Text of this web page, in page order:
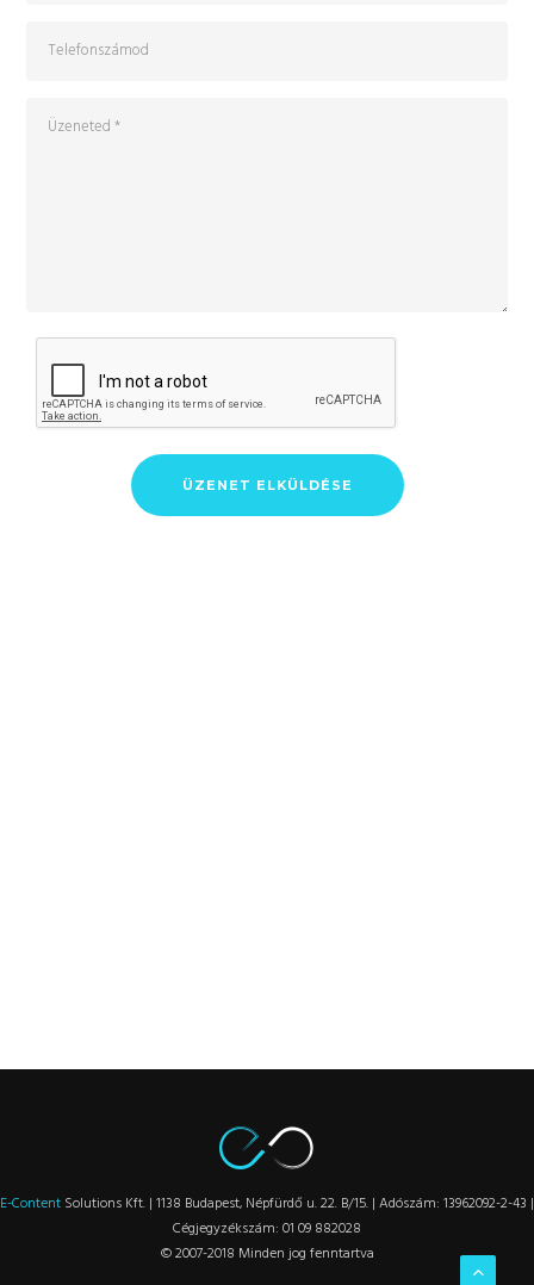
E-Content Solutions Kft. | 1138 Budapest, Népfürdő u. 22. B/15. | Adószám: 13962092-2-43 |
Cégjegyzékszám: 01 09 882028
© 2007-2018 Minden jog fenntartva